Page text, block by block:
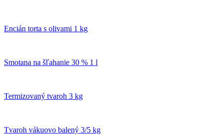
Encián torta s olivami 1 kg
Smotana na šľahanie 30 % 1 l
Termizovaný tvaroh 3 kg
Tvaroh vákuovo balený 3/5 kg